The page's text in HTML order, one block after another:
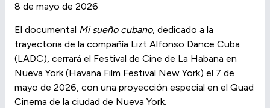
8 de mayo de 2026
El documental Mi sueño cubano, dedicado a la
trayectoria de la compañía Lizt Alfonso Dance Cuba
(LADC), cerrará el Festival de Cine de La Habana en
Nueva York (Havana Film Festival New York) el 7 de
mayo de 2026, con una proyección especial en el Quad
Cinema de la ciudad de Nueva York.